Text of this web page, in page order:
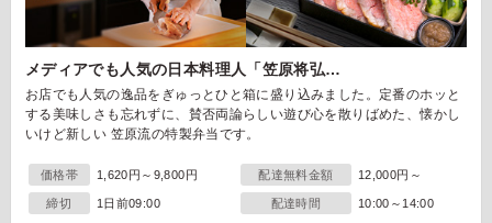
メディアでも人気の日本料理人「笠原将弘…
お店でも人気の逸品をぎゅっとひと箱に盛り込みました。定番のホッと
する美味しさも忘れずに、賛否両論らしい遊び心を散りばめた、懐かし
いけど新しい 笠原流の特製弁当です。
価格帯 1,620円～9,800円 配達無料金額 12,000円～
締切 1日前09:00 配達時間 10:00～14:00